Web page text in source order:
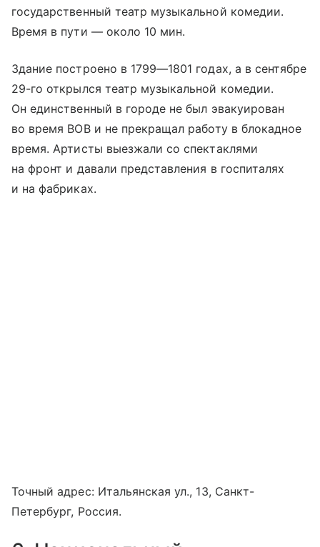
государственный театр музыкальной комедии.
Время в пути — около 10 мин.
Здание построено в 1799—1801 годах, а в сентябре
29-го открылся театр музыкальной комедии.
Он единственный в городе не был эвакуирован
во время ВОВ и не прекращал работу в блокадное
время. Артисты выезжали со спектаклями
на фронт и давали представления в госпиталях
и на фабриках.
Точный адрес: Итальянская ул., 13, Санкт-
Петербург, Россия.